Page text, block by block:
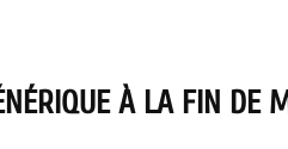
À LA FIN DE